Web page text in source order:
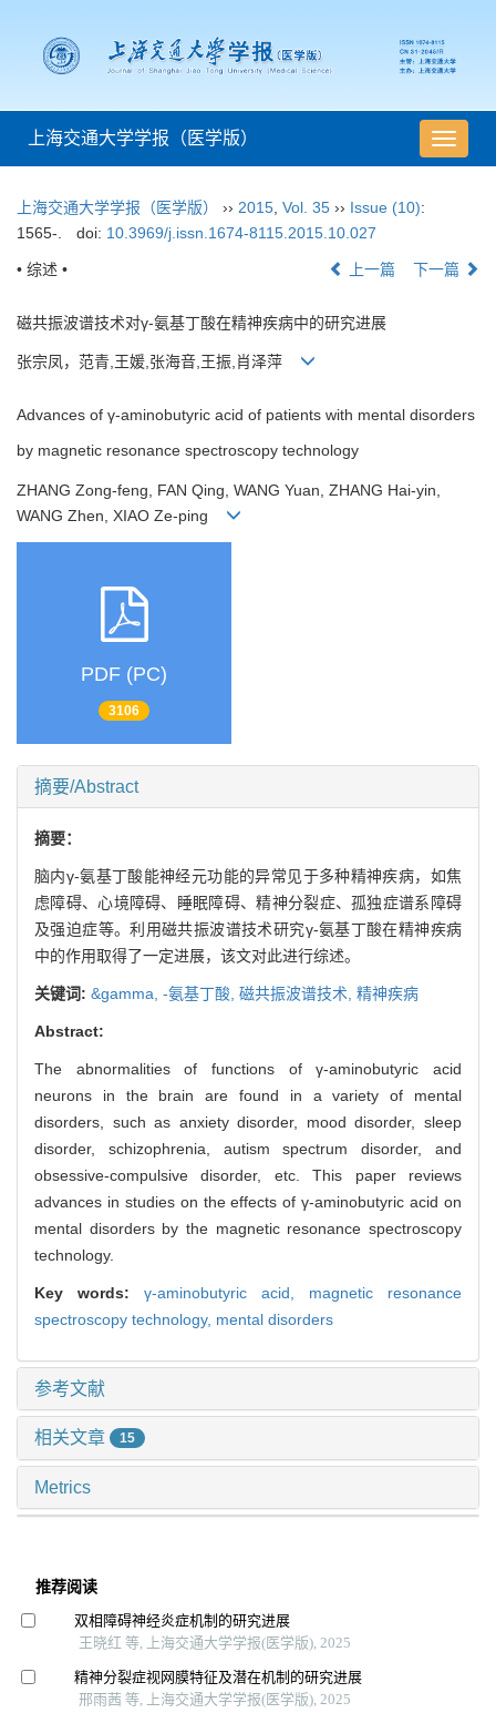
导
航
上海交通大学学报（医学版）
上海交通大学学报（医学版） ›› 2015 Vol. 35 ›› Issue (10):
1565-.
doi: 10.3969/j.issn.1674-8115.2015.10.027
• 综述 • 上一篇 下一篇
磁共振波谱技术对γ-氨基丁酸在精神疾病中的研究进展
张宗凤，范青,王媛,张海音,王振,肖泽萍
Advances of γ-aminobutyric acid of patients with mental disorders
by magnetic resonance spectroscopy technology
ZHANG Zong-feng, FAN Qing, WANG Yuan, ZHANG Hai-yin,
WANG Zhen, XIAO Ze-ping
PDF (PC)
3106
摘要/Abstract
摘要：
脑内γ-氨基丁酸能神经元功能的异常见于多种精神疾病，如焦
虑障碍、心境障碍、睡眠障碍、精神分裂症、孤独症谱系障碍
及强迫症等。利用磁共振波谱技术研究γ-氨基丁酸在精神疾病
中的作用取得了一定进展，该文对此进行综述。
关键词: &gamma, -氨基丁酸, 磁共振波谱技术, 精神疾病
Abstract:
The abnormalities of functions of γ-aminobutyric acid
neurons in the brain are found in a variety of mental
disorders, such as anxiety disorder, mood disorder, sleep
disorder, schizophrenia, autism spectrum disorder, and
obsessive-compulsive disorder, etc. This paper reviews
advances in studies on the effects of γ-aminobutyric acid on
mental disorders by the magnetic resonance spectroscopy
technology.
Key words: γ-aminobutyric acid, magnetic resonance
spectroscopy technology, mental disorders
参考文献
相关文章 15
Metrics
推荐阅读
双相障碍神经炎症机制的研究进展
王晓红 等, 上海交通大学学报(医学版), 2025
精神分裂症视网膜特征及潜在机制的研究进展
邢雨茜 等, 上海交通大学学报(医学版), 2025